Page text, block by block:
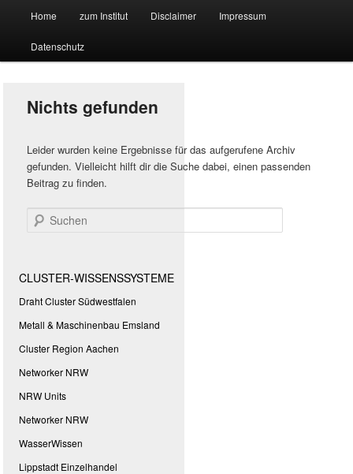
Suchmaschine Forschung und
Technologie
Zum
primären
springen
Zum
sekundären
springen
Home zum Institut Disclaimer Impressum
Datenschutz
Nichts gefunden
Leider wurden keine Ergebnisse für das aufgerufene Archiv
gefunden. Vielleicht hilft dir die Suche dabei, einen passenden
Beitrag zu finden.
Suchen
CLUSTER-WISSENSSYSTEME
Draht Cluster Südwestfalen
Metall & Maschinenbau Emsland
Cluster Region Aachen
Networker NRW
NRW Units
Networker NRW
WasserWissen
Lippstadt Einzelhandel